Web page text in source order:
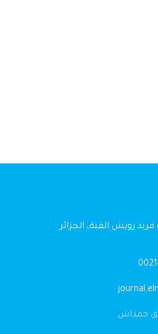
زويش القبة، الجزائر
حمداش